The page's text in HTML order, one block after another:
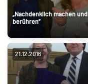
„Nachdenklich machen und
berühren”
21.12.2016